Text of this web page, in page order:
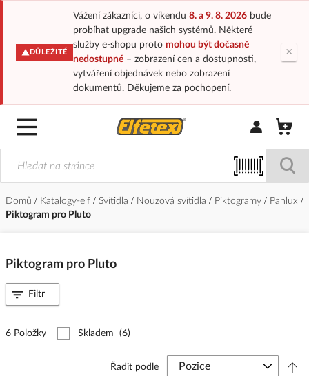
DŮLEŽITÉ
Vážení zákazníci, o víkendu 8. a 9. 8. 2026bude
probíhat upgrade našich systémů. Některé
služby e-shopu proto mohou být dočasně
nedostupné– zobrazení cen a dostupnosti,
vytváření objednávek nebo zobrazení
dokumentů. Děkujeme za pochopení.
×
Přihlásit/
Domů Katalogy-elf Svítidla Nouzová svítidla Piktogramy
Panlux
Piktogram pro Pluto
Piktogram pro Pluto
6 Položky Skladem (6)
Řadit podle
Filtr